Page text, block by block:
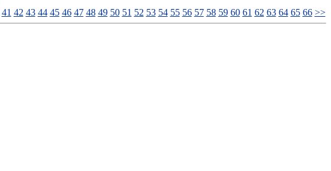
41 42 43 44 45 46 47 48 49 50 51 52 53 54 55 56 57 58 59 60 61 62 63 64 65 66 >>